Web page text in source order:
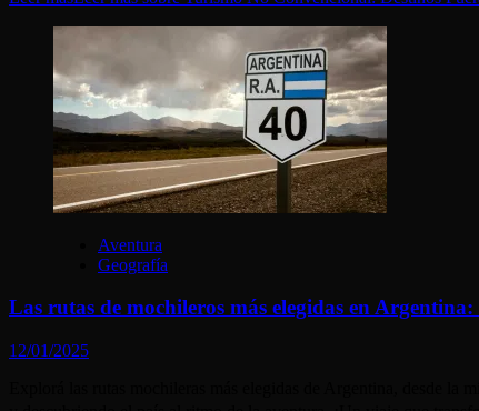
Aventura
Geografía
Las rutas de mochileros más elegidas en
12/01/2025